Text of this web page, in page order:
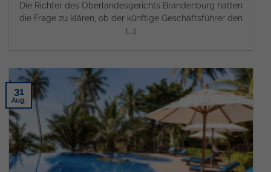
Die Richter des Oberlandesgerichts Brandenburg hatten
die Frage zu klären, ob der künftige Geschäftsführer den
[...]
31
Aug.